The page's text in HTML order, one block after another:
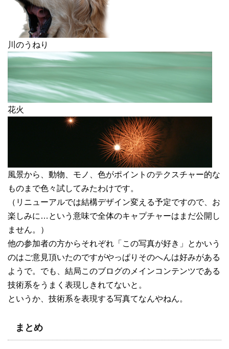
川のうねり
花火
風景から、動物、モノ、色がポイントのテクスチャー的な
ものまで色々試してみたわけです。
（リニューアルでは結構デザイン変える予定ですので、お
楽しみに…という意味で全体のキャプチャーはまだ公開し
ません。）
他の参加者の方からそれぞれ「この写真が好き」とかいう
のはご意見頂いたのですがやっぱりそのへんは好みがある
ようで。でも、結局このブログのメインコンテンツである
技術系をうまく表現しきれてないと。
というか、技術系を表現する写真てなんやねん。
まとめ